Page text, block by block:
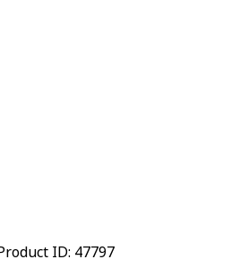
ID: 47797